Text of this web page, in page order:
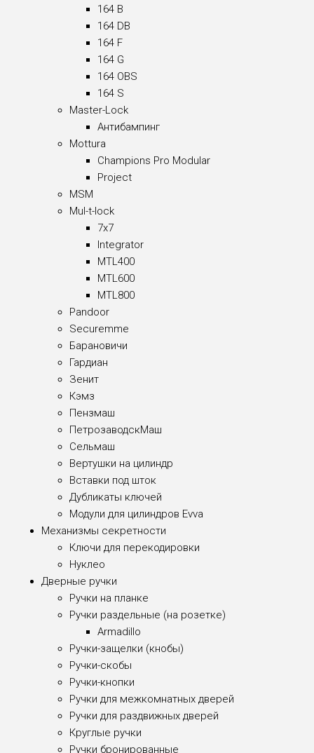
164 B
164 DB
164 F
164 G
164 OBS
164 S
Master-Lock
Антибампинг
Mottura
Champions Pro Modular
Project
MSM
Mul-t-lock
7x7
Integrator
MTL400
MTL600
MTL800
Pandoor
Securemme
Барановичи
Гардиан
Зенит
Кэмз
Пензмаш
ПетрозаводскМаш
Сельмаш
Вертушки на цилиндр
Вставки под шток
Дубликаты ключей
Модули для цилиндров Evva
Механизмы секретности
Ключи для перекодировки
Нуклео
Дверные ручки
Ручки на планке
Ручки раздельные (на розетке)
Armadillo
Ручки-защелки (кнобы)
Ручки-скобы
Ручки-кнопки
Ручки для межкомнатных дверей
Ручки для раздвижных дверей
Круглые ручки
Ручки бронированные